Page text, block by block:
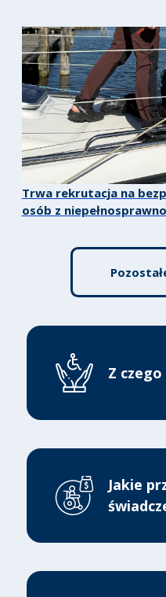
Trwa rekrutacja na
osób z
Z
Jakie